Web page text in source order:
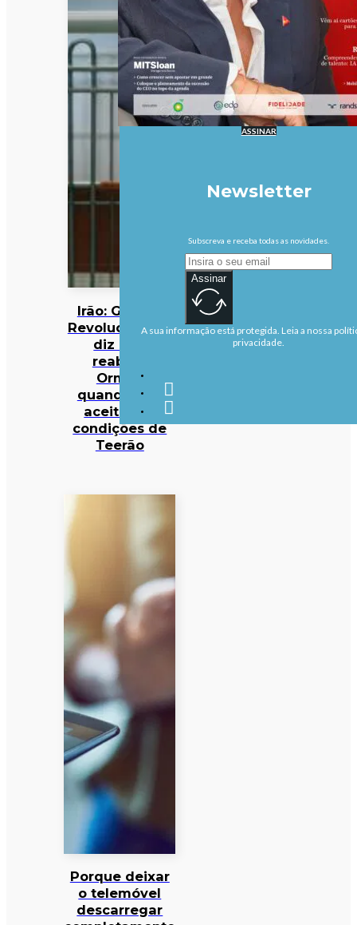
Irão: Guarda
Revolucionária
diz que
reabrirá
Ormuz
quando EUA
aceitarem
condições de
Teerão
Porque deixar
o telemóvel
descarregar
ASSINAR
Newsletter
Subscreva e receba todas as novidades.
Assinar
A sua informação está protegida. Leia a nossa
privacidade.